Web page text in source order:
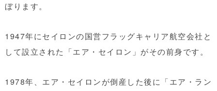
ぼります。
1947年にセイロンの国営フラッグキャリア航空会社と
して設立された「エア・セイロン」がその前身です。
1978年、エア・セイロンが倒産した後に「エア・ラン